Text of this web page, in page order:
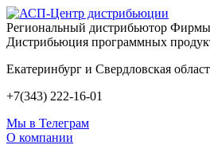
Региональный дистрибьютор
Дистрибьюция программных
Екатеринбург и Свердловская
+7(343) 222-16-01
Мы в Телеграм
О компании